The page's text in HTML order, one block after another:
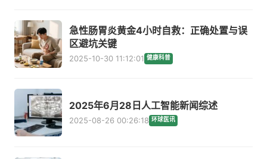
急性肠胃炎黄金4小时自救：正确处置与误
区避坑关键
2025-10-30 11:12:01 健康科普
2025年6月28日人工智能新闻综述
2025-08-26 00:26:18 环球医讯